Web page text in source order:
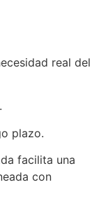
real del
plazo.
facilita una
con